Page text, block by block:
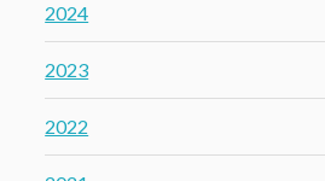
2024
2023
2022